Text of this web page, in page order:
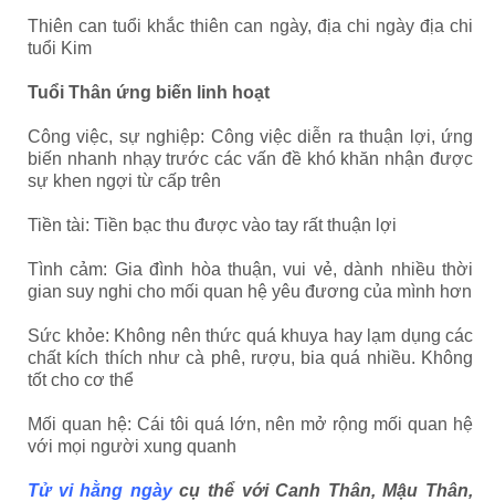
Thiên can tuổi khắc thiên can ngày, địa chi ngày địa chi
tuổi Kim
Tuổi Thân ứng biến linh hoạt
Công việc, sự nghiệp: Công việc diễn ra thuận lợi, ứng
biến nhanh nhạy trước các vấn đề khó khăn nhận được
sự khen ngợi từ cấp trên
Tiền tài: Tiền bạc thu được vào tay rất thuận lợi
Tình cảm: Gia đình hòa thuận, vui vẻ, dành nhiều thời
gian suy nghi cho mối quan hệ yêu đương của mình hơn
Sức khỏe: Không nên thức quá khuya hay lạm dụng các
chất kích thích như cà phê, rượu, bia quá nhiều. Không
tốt cho cơ thể
Mối quan hệ: Cái tôi quá lớn, nên mở rộng mối quan hệ
với mọi người xung quanh
Tử vi hằng ngàycụ thể với Canh Thân, Mậu Thân,